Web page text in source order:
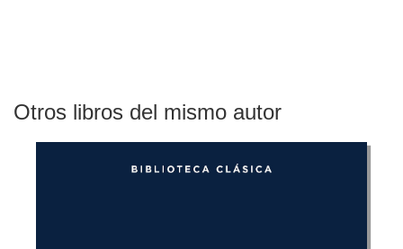
Otros libros del mismo autor